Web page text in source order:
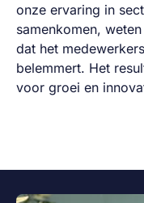
onze ervaring in
samenkomen,
dat het
belemmert. Het
voor groei en